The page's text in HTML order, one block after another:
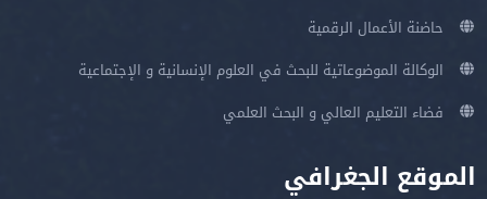
حاضنة الأعمال الرقمية
الوكالة الموضوعاتية للبحث في العلوم الإنسانية و الإجتماعية
فضاء التعليم العالي و البحث العلمي
الموقع الجغرافي